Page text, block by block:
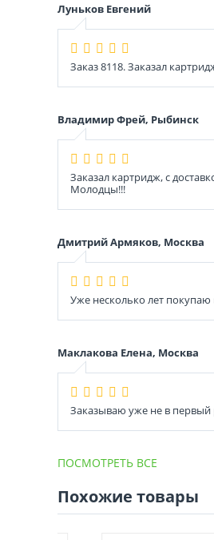
Луньков Евгений
Заказ 8118. Заказал
Владимир Фрей, Рыбинск
Заказал картридж, с
Молодцы!!!
Дмитрий Армяков, Москва
Уже несколько лет покупаю
Маклакова Елена, Москва
Заказываю уже не в первый
ПОСМОТРЕТЬ ВСЕ
Похожие товары